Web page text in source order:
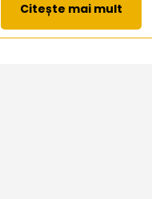
Citește mai mult
mai
mult